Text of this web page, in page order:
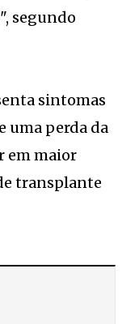
segundo
sintomas
uma perda da
em maior
transplante